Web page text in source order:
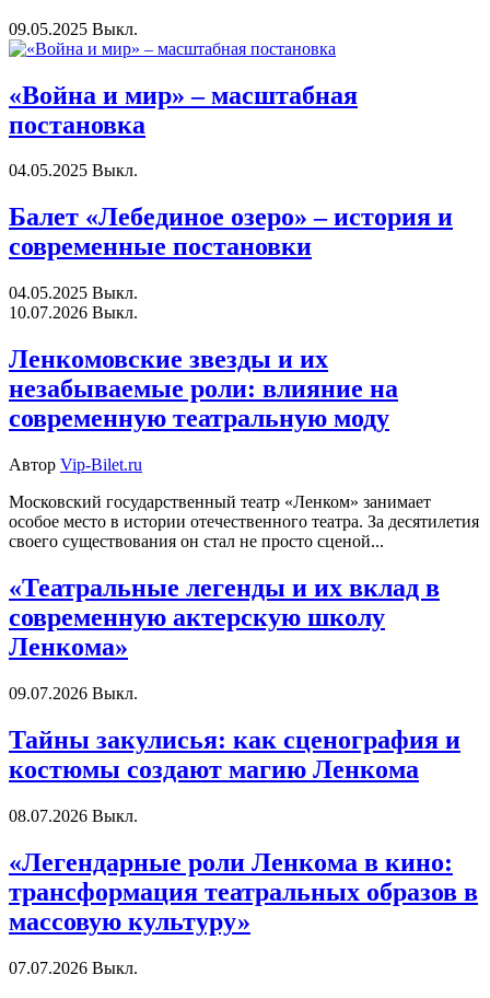
09.05.2025 Выкл.
«Война и мир» – масштабная
постановка
04.05.2025 Выкл.
Балет «Лебединое озеро» – история и
современные постановки
04.05.2025 Выкл.
10.07.2026 Выкл.
Ленкомовские звезды и их
незабываемые роли: влияние на
современную театральную моду
Автор Vip-Bilet.ru
Московский государственный театр «Ленком» занимает
особое место в истории отечественного театра. За десятилетия
своего существования он стал не просто сценой...
«Театральные легенды и их вклад в
современную актерскую школу
Ленкома»
09.07.2026 Выкл.
Тайны закулисья: как сценография и
костюмы создают магию Ленкома
08.07.2026 Выкл.
«Легендарные роли Ленкома в кино:
трансформация театральных образов в
массовую культуру»
07.07.2026 Выкл.